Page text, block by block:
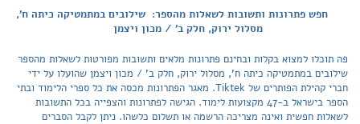
חפש פתרונות ותשובות לשאלות מהספר: שילובים במתמטיקה כיתה ח',
מסלול ירוק, חלק ב' / מכון ויצמן
פה תוכלו למצוא בקלות ובחינם פתרונות מלאים ותשובות מפורטות לשאלות מהספר
שילובים במתמטיקה כיתה ח', מסלול ירוק, חלק ב' / מכון ויצמן שהועלו על ידי
חברי קהילת הפותרים של Tiktek. מאגר הפתרונות מכסה את כל ספרי הלימוד ובתי
הספר בישראל ב-47 מקצועות לימוד. הגישה לפתרונות והצפייה בכל התשובות
לשאלות חפשית ואינה מצריכה הרשמה או תשלום כלשהו. ניתן לקבל הסברים